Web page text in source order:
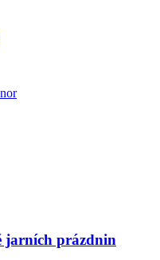
jarních prázdnin